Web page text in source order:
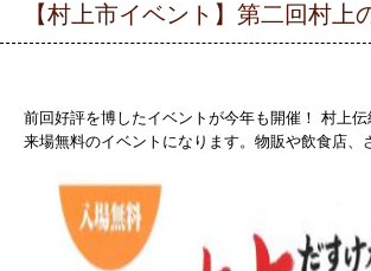
【村上市イベント】第二回村
前回好評を博したイベントが今年も開催！ 村上
来場無料のイベントになります。物販や飲食店